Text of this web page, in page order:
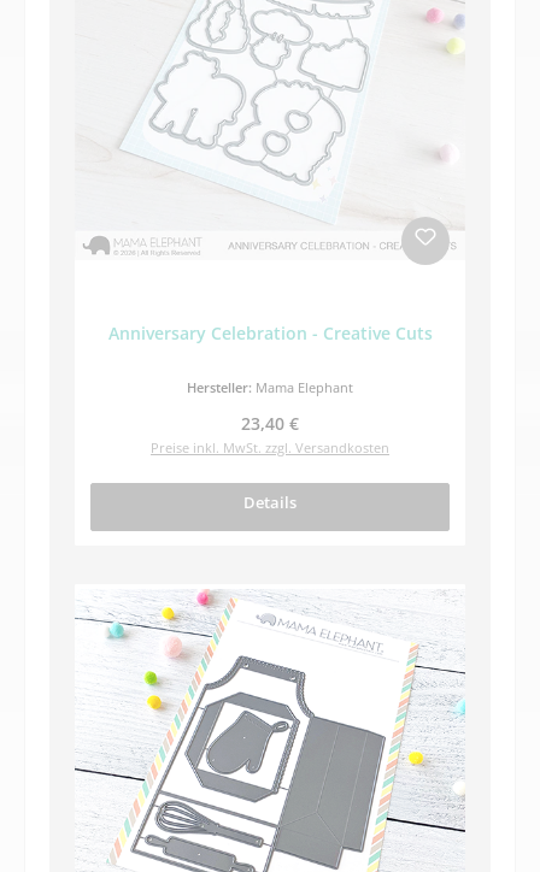
Anniversary Celebration - Creative Cuts
Hersteller: Mama Elephant
Regulärer Preis:
23,40 €
Preise inkl. MwSt. zzgl. Versandkosten
Details